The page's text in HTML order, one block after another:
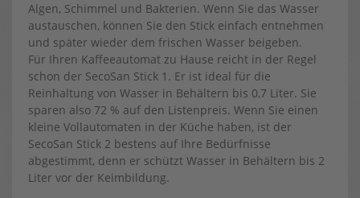
Algen, Schimmel und Bakterien. Wenn Sie das Wasser
austauschen, können Sie den Stick einfach entnehmen
und später wieder dem frischen Wasser beigeben.
Für Ihren Kaffeeautomat zu Hause reicht in der Regel
schon der SecoSan Stick 1. Er ist ideal für die
Reinhaltung von Wasser in Behältern bis 0,7 Liter. Sie
sparen also 72 % auf den Listenpreis. Wenn Sie einen
kleine Vollautomaten in der Küche haben, ist der
SecoSan Stick 2 bestens auf Ihre Bedürfnisse
abgestimmt, denn er schützt Wasser in Behältern bis 2
Liter vor der Keimbildung.